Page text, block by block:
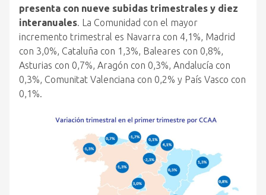
presenta con nueve subidas trimestrales y diez
interanuales. La Comunidad con el mayor
incremento trimestral es Navarra con 4,1%, Madrid
con 3,0%, Cataluña con 1,3%, Baleares con 0,8%,
Asturias con 0,7%, Aragón con 0,3%, Andalucía con
0,3%, Comunitat Valenciana con 0,2% y País Vasco con
0,1%.